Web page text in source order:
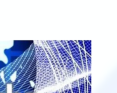
индивидуальные шторки
спального места. Они
пассажирам закрыть
время сна или отдыха,